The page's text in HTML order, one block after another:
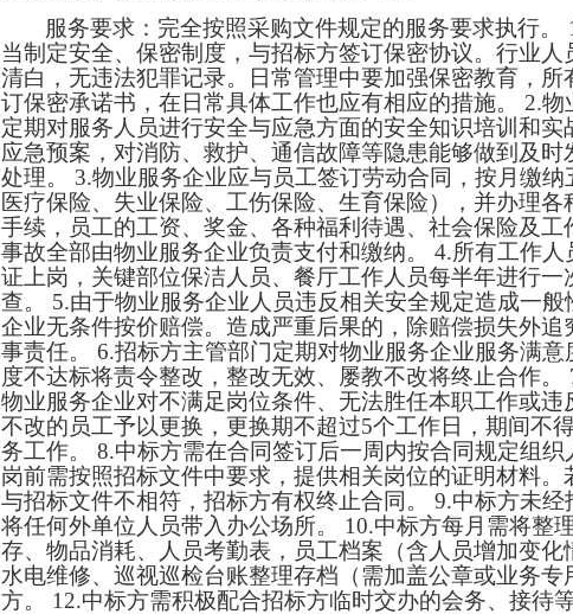
服务要求：完全按照采购文件规定的服务要求执行。
当制定安全、保密制度，与招标方签订保密协议。行业人
清白，无违法犯罪记录。日常管理中要加强保密教育，所
订保密承诺书，在日常具体工作也应有相应的措施。 2.物
定期对服务人员进行安全与应急方面的安全知识培训和实
应急预案，对消防、救护、通信故障等隐患能够做到及时
处理。 3.物业服务企业应与员工签订劳动合同，按月缴纳
医疗保险、失业保险、工伤保险、生育保险），并办理各
手续，员工的工资、奖金、各种福利待遇、社会保险及工
事故全部由物业服务企业负责支付和缴纳。 4.所有工作人
证上岗，关键部位保洁人员、餐厅工作人员每半年进行一
查。 5.由于物业服务企业人员违反相关安全规定造成一般
企业无条件按价赔偿。造成严重后果的，除赔偿损失外追
事责任。 6.招标方主管部门定期对物业服务企业服务满意
度不达标将责令整改，整改无效、屡教不改将终止合作。
物业服务企业对不满足岗位条件、无法胜任本职工作或违
不改的员工予以更换，更换期不超过5个工作日，期间不
务工作。 8.中标方需在合同签订后一周内按合同规定组织
岗前需按照招标文件中要求，提供相关岗位的证明材料。
与招标文件不相符，招标方有权终止合同。 9.中标方未经
将任何外单位人员带入办公场所。 10.中标方每月需将整
存、物品消耗、人员考勤表，员工档案（含人员增加变化
水电维修、巡视巡检台账整理存档（需加盖公章或业务专
方。 12.中标方需积极配合招标方临时交办的会务、接待